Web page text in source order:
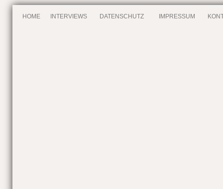
HOME INTERVIEWS DATENSCHUTZ IMPRESSUM